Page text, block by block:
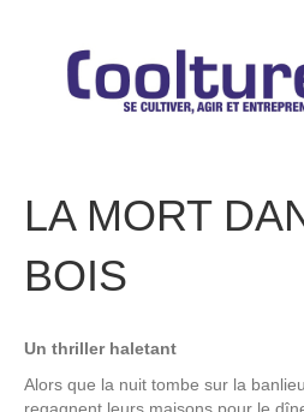
LA MORT
BOIS
Un thriller haletant
Alors que la nuit tombe sur la
regagnent leurs maisons pour le